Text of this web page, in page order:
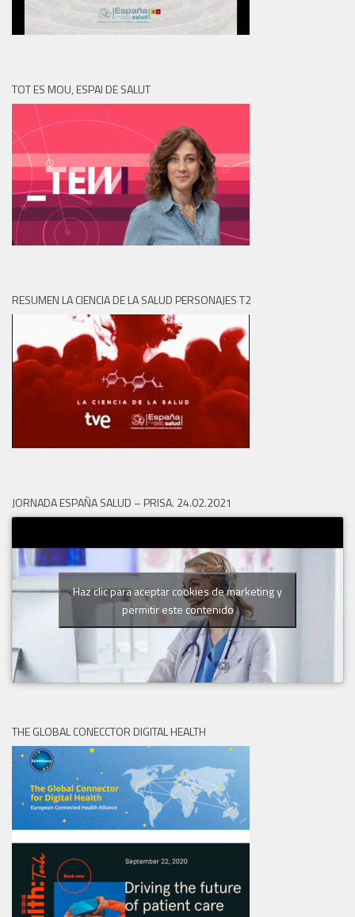
TOT ES MOU, ESPAI DE SALUT
RESUMEN LA CIENCIA DE LA SALUD PERSONAJES T2
JORNADA ESPAÑA SALUD – PRISA. 24.02.2021
Haz clic para aceptar cookies de marketing y
permitir este contenido
THE GLOBAL CONECCTOR DIGITAL HEALTH